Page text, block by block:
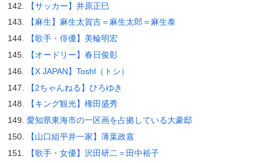
【サッカー】井原正巳
【麻生】麻生太賀吉＝麻生太郎＝麻生泰
【歌手・俳優】美輪明宏
【オードリー】春日俊彰
【X JAPAN】Toshl（トシ）
【2ちゃんねる】ひろゆき
【キング観光】権田盛秀
愛知県東海市の一区画を占拠している大豪邸
【山口組平井一家】薄葉政嘉
【歌手・女優】沢田研二＝田中裕子